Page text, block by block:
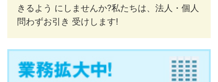
きるよう にしませんか?私たちは、法人・個人
問わずお引き 受けします!